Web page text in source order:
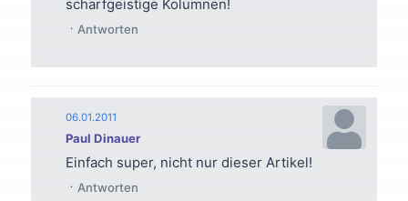
scharfgeistige Kolumnen!
Antworten
Paul Dinauer
06.01.2011
Einfach super, nicht nur dieser Artikel!
Antworten